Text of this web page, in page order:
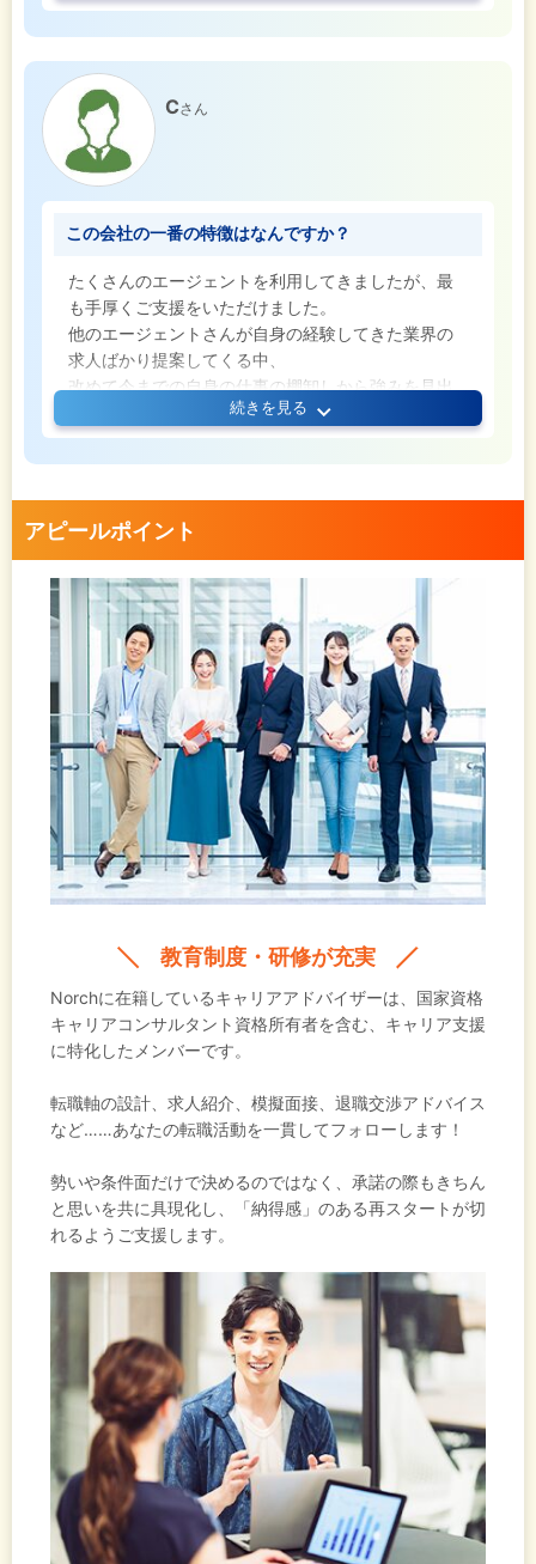
た。
次転職するときもNorchさんにお願いしたいと考えて
います。
Cさん
この会社の一番の特徴はなんですか？
たくさんのエージェントを利用してきましたが、最
も手厚くご支援をいただけました。
他のエージェントさんが自身の経験してきた業界の
求人ばかり提案してくる中、
改めて今までの自身の仕事の棚卸しから強みを見出
していただき、全く違う業界の「営業職」に転身す
ることができました。
続きを見る
アピールポイント
教育制度・研修が充実
Norchに在籍しているキャリアアドバイザーは、国家資格
キャリアコンサルタント資格所有者を含む、キャリア支援
に特化したメンバーです。
転職軸の設計、求人紹介、模擬面接、退職交渉アドバイス
など……あなたの転職活動を一貫してフォローします！
勢いや条件面だけで決めるのではなく、承諾の際もきちん
と思いを共に具現化し、「納得感」のある再スタートが切
れるようご支援します。